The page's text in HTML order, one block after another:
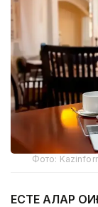
Фото:
ЕСТЕ ҚАЛАР